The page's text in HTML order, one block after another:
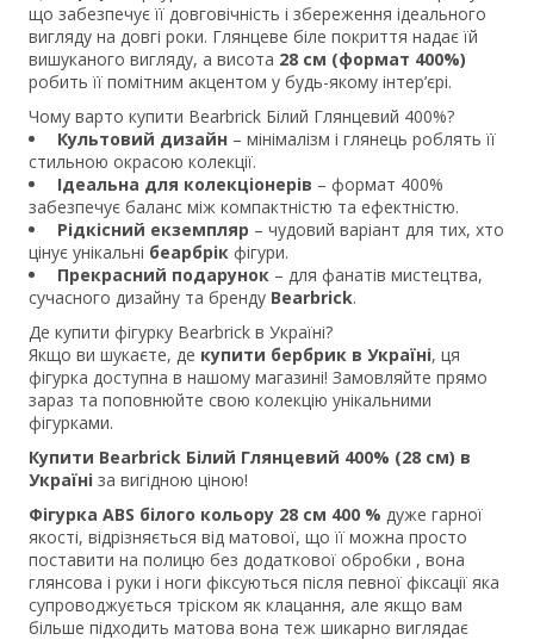
що забезпечує її довговічність і збереження ідеального
вигляду на довгі роки. Глянцеве біле покриття надає їй
вишуканого вигляду, а висота 28 см (формат 400%)
робить її помітним акцентом у будь-якому інтер’єрі.
Чому варто купити Bearbrick Білий Глянцевий 400%?
Культовий дизайн – мінімалізм і глянець роблять її
стильною окрасою колекції.
Ідеальна для колекціонерів – формат 400%
забезпечує баланс між компактністю та ефектністю.
Рідкісний екземпляр – чудовий варіант для тих, хто
цінує унікальні беарбрік фігури.
Прекрасний подарунок – для фанатів мистецтва,
сучасного дизайну та бренду Bearbrick.
Де купити фігурку Bearbrick в Україні?
Якщо ви шукаєте, де купити бербрик в Україні, ця
фігурка доступна в нашому магазині! Замовляйте прямо
зараз та поповнюйте свою колекцію унікальними
фігурками.
Купити Bearbrick Білий Глянцевий 400% (28 см) в
Україні за вигідною ціною!
Фігурка ABS білого кольору 28 см 400 % дуже гарної
якості, відрізняється від матової, що її можна просто
поставити на полицю без додаткової обробки , вона
глянсова і руки і ноги фіксуються після певної фіксації яка
супроводжується тріском як клацання, але якщо вам
більше підходить матова вона теж шикарно виглядає